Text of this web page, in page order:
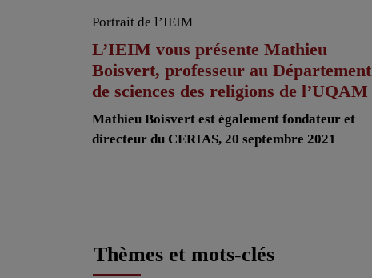
Portrait de l’IEIM
L’IEIM vous présente Mathieu
Boisvert, professeur au Département
de sciences des religions de l’UQAM
Mathieu Boisvert est également fondateur et
directeur du CERIAS, 20 septembre 2021
Thèmes et mots-clés